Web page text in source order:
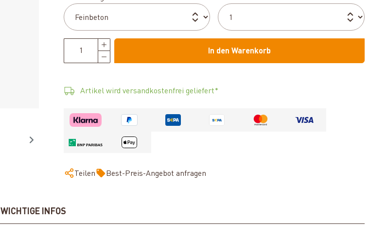
In den Warenkorb
Artikel wird versandkostenfrei geliefert*
Teilen Best-Preis-Angebot anfragen
WICHTIGE INFOS